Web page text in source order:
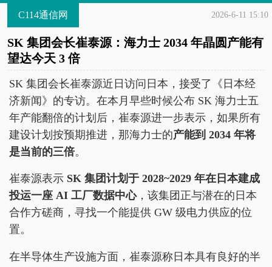
C114通信网 2026-6-11 15:10
SK 集团会长崔泰源：海力士 2034 年晶圆产能有
望达今天 3 倍
SK 集团会长崔泰源近日访问日本，接受了《日本经
济新闻》的专访。在本月早些时候公布 SK 海力士五
年产能翻倍的计划后，崔泰源进一步表示，如果所有
建设计划按预期推进，那海力士的产能到 2034 年将
是当前的三倍。
崔泰源表示 SK 集团计划于 2028~2029 年在日本建成
投运一座 AI 工厂数据中心，该集团正与潜在的日本
合作方磋商，寻找一个能提供 GW 级电力供应的位
置。
在半导体生产设施方面，崔泰源称日本具有良好的半